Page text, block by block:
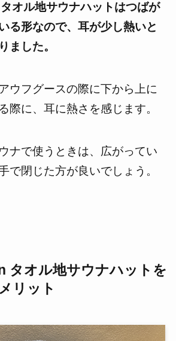
オル地サウナハットはつばが
る形なので、耳が少し熱いと
ました。
ウフグースの際に下から上に
際に、耳に熱さを感じます。
ナで使うときは、広がってい
で閉じた方が良いでしょう。
タオル地サウナハット を
リット